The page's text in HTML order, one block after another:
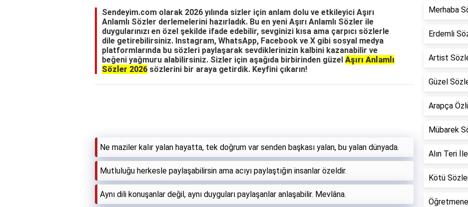
Sendeyim.com olarak 2026 yılında sizler için anlam dolu ve etkileyici Aşırı
Anlamlı Sözler derlemelerini hazırladık. Bu en yeni Aşırı Anlamlı Sözler ile
duygularınızı en özel şekilde ifade edebilir, sevginizi kısa ama çarpıcı sözlerle
dile getirebilirsiniz. Instagram, WhatsApp, Facebook ve X gibi sosyal medya
platformlarında bu sözleri paylaşarak sevdiklerinizin kalbini kazanabilir ve
beğeni yağmuru alabilirsiniz. Sizler için aşağıda birbirinden güzel Aşırı Anlamlı
Sözler 2026 sözlerini bir araya getirdik. Keyfini çıkarın!
Ne maziler kalır yalan hayatta, tek doğrum var senden başkası yalan, bu yalan dünyada.
Mutluluğu herkesle paylaşabilirsin ama acıyı paylaştığın insanlar özeldir.
Aynı dili konuşanlar değil, aynı duyguları paylaşanlar anlaşabilir. Mevlâna.
Merhaba
Erdemli
Artist
Güzel
Arapça
Mübarek
Alın Teri
Kötü